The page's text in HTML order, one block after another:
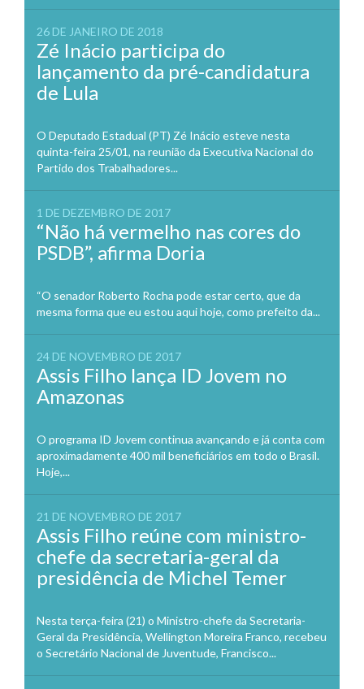
26 DE JANEIRO DE 2018
Zé Inácio participa do
lançamento da pré-candidatura
de Lula
O Deputado Estadual (PT) Zé Inácio esteve nesta
quinta-feira 25/01, na reunião da Executiva Nacional do
Partido dos Trabalhadores...
1 DE DEZEMBRO DE 2017
“Não há vermelho nas cores do
PSDB”, afirma Doria
“O senador Roberto Rocha pode estar certo, que da
mesma forma que eu estou aqui hoje, como prefeito da...
24 DE NOVEMBRO DE 2017
Assis Filho lança ID Jovem no
Amazonas
O programa ID Jovem continua avançando e já conta com
aproximadamente 400 mil beneficiários em todo o Brasil.
Hoje,...
21 DE NOVEMBRO DE 2017
Assis Filho reúne com ministro-
chefe da secretaria-geral da
presidência de Michel Temer
Nesta terça-feira (21) o Ministro-chefe da Secretaria-
Geral da Presidência, Wellington Moreira Franco, recebeu
o Secretário Nacional de Juventude, Francisco...